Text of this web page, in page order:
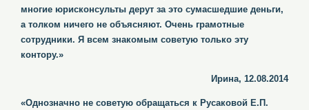
многие юрисконсульты дерут за это сумасшедшие деньги,
а толком ничего не объясняют. Очень грамотные
сотрудники. Я всем знакомым советую только эту
контору.»
Ирина, 12.08.2014
«Однозначно не советую обращаться к Русаковой Е.П.